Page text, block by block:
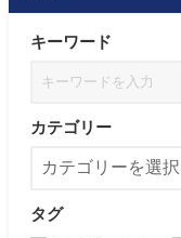
キーワード
カテゴリー
タグ